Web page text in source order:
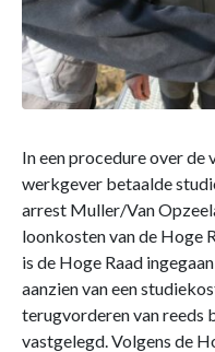
In een procedure over de
werkgever betaalde
arrest Muller/Van
loonkosten van de Hoge
is de Hoge Raad
aanzien van een
terugvorderen van reeds
vastgelegd. Volgens de